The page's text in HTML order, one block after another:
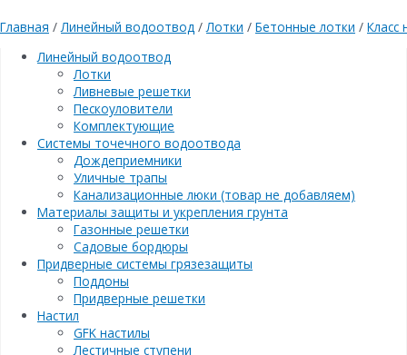
Главная /Линейный водоотвод /Лотки / Бетонные лотки / Класс
Линейный водоотвод
Лотки
Ливневые решетки
Пескоуловители
Комплектующие
Системы точечного водоотвода
Дождеприемники
Уличные трапы
Канализационные люки (товар не добавляем)
Материалы защиты и укрепления грунта
Газонные решетки
Садовые бордюры
Придверные системы грязезащиты
Поддоны
Придверные решетки
Настил
GFK настилы
Лестичные ступени